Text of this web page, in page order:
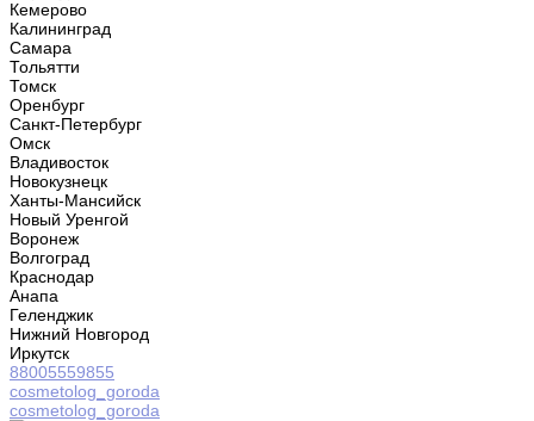
Кемерово
Калининград
Самара
Тольятти
Томск
Оренбург
Санкт-Петербург
Омск
Владивосток
Новокузнецк
Ханты-Мансийск
Новый Уренгой
Воронеж
Волгоград
Краснодар
Анапа
Геленджик
Нижний Новгород
Иркутск
88005559855
cosmetolog_goroda
cosmetolog_goroda